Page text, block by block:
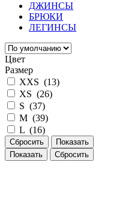
ДЖИНСЫ
БРЮКИ
ЛЕГИНСЫ
Цвет
Размер
XXS (13)
XS (26)
S (37)
M (39)
L (16)